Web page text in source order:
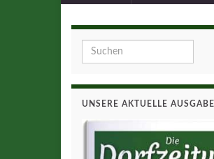
Search for:
UNSERE AKTUELLE AUSGABE